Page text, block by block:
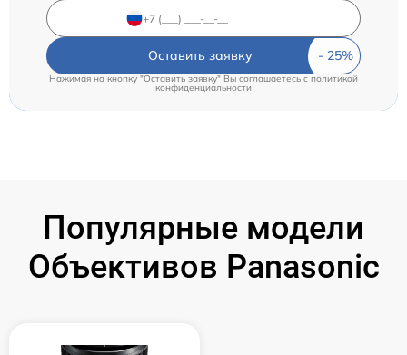
Оставить заявку
Нажимая на кнопку "Оставить заявку" Вы соглашаетесь c политикой
конфиденциальности
Популярные модели
Объективов Panasonic